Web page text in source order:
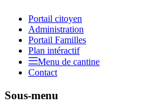
Portail citoyen
Administration
Portail Familles
Plan intéractif
Menu de cantine
Contact
Sous-menu